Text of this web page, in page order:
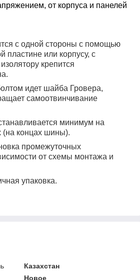
от корпуса и панелей
с одной стороны с помощью
пластине или корпусу, с
крепится
идет шайба Гровера,
самоотвинчивание
минимум на
(на концах шины).
промежуточных
от схемы монтажа и
упаковка.
Казахстан
Новое